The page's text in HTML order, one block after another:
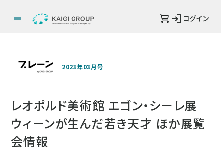
ログイン
2023年03月号
レオポルド美術館 エゴン・シーレ展
ウィーンが生んだ若き天才 ほか展覧
会情報